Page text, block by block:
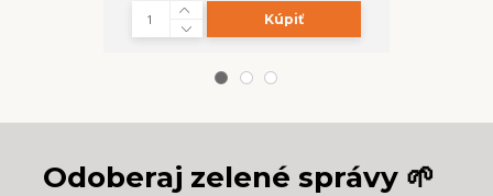
Kúpiť
Odoberaj zelené správy 🌱